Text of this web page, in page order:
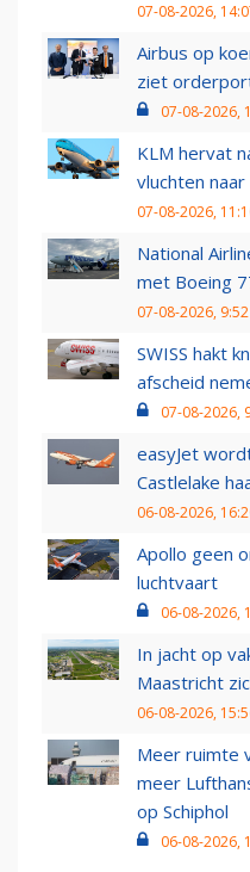
07-08-2026,
Airbus op
ziet
07-08-2026,
KLM hervat
vluchten
07-08-2026,
National
met Boeing
07-08-2026, 9:52
SWISS hakt
afscheid
07-08-2026,
easyJet
Castlelake
06-08-2026,
Apollo geen
luchtvaart
06-08-2026,
In jacht op
Maastricht
06-08-2026,
Meer ruimte
meer
op Schiphol
06-08-2026,